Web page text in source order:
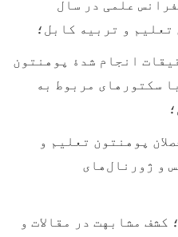
علمی در سال
تعلیم و تربیه کابل؛
انجام شدۀ پوهنتون
سکتورهای مربوط به
پوهنتون تعلیم و
و ژورنال‌های
مشابهت در مقالات و